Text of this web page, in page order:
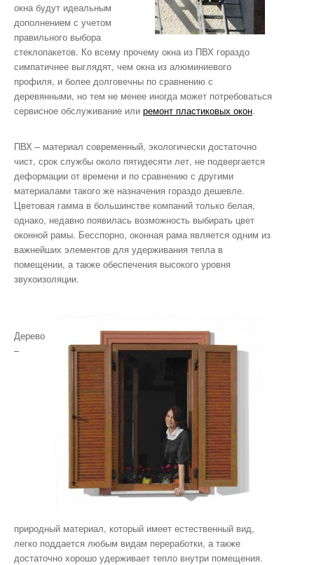
окна будут идеальным
дополнением с учетом
правильного выбора
стеклопакетов. Ко всему прочему окна из ПВХ гораздо
симпатичнее выглядят, чем окна из алюминиевого
профиля, и более долговечны по сравнению с
деревянными, но тем не менее иногда может потребоваться
сервисное обслуживание или ремонт пластиковых окон.
ПВХ – материал современный, экологически достаточно
чист, срок службы около пятидесяти лет, не подвергается
деформации от времени и по сравнению с другими
материалами такого же назначения гораздо дешевле.
Цветовая гамма в большинстве компаний только белая,
однако, недавно появилась возможность выбирать цвет
оконной рамы. Бесспорно, оконная рама является одним из
важнейших элементов для удерживания тепла в
помещении, а также обеспечения высокого уровня
звукоизоляции.
Дерево
–
природный материал, который имеет естественный вид,
легко поддается любым видам переработки, а также
достаточно хорошо удерживает тепло внутри помещения.